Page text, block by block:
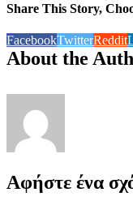
Share This Story,
FacebookTwitterReddit
About the
Αφήστε ένα